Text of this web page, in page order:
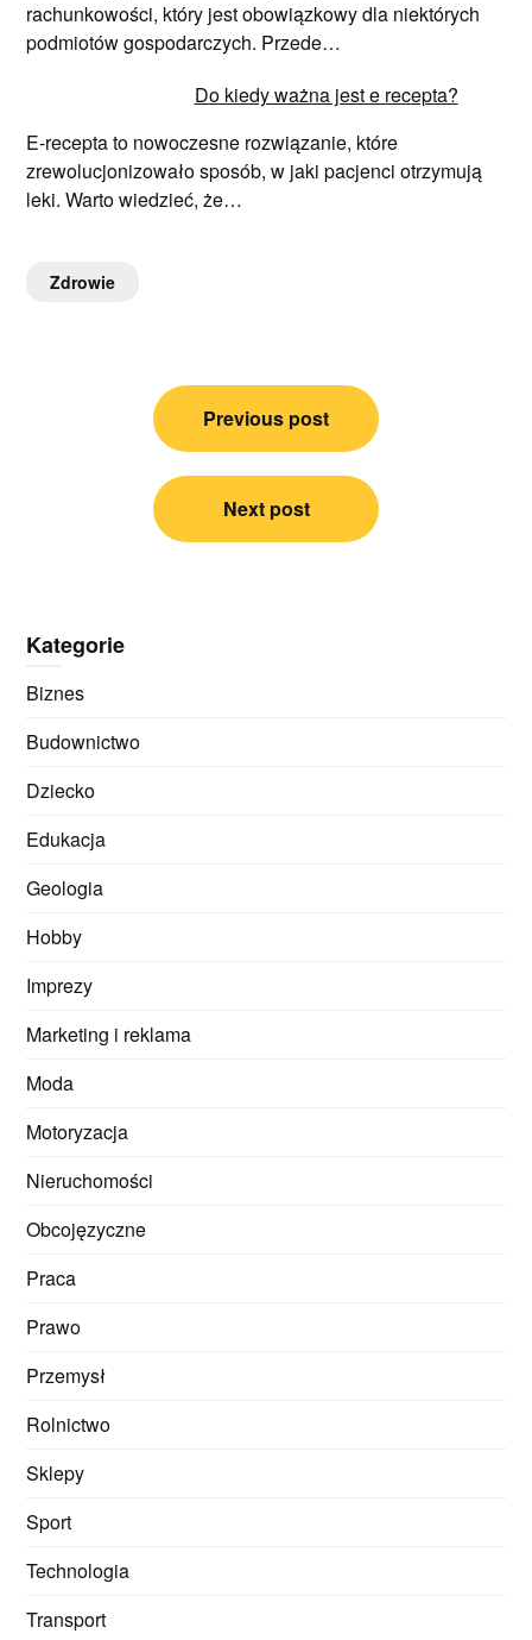
rachunkowości, który jest obowiązkowy dla niektórych
podmiotów gospodarczych. Przede…
Do kiedy ważna jest e recepta?
E-recepta to nowoczesne rozwiązanie, które
zrewolucjonizowało sposób, w jaki pacjenci otrzymują
leki. Warto wiedzieć, że…
Zdrowie
Nawigacja
Previous post
Next post
Kategorie
Biznes
Budownictwo
Dziecko
Edukacja
Geologia
Hobby
Imprezy
Marketing i reklama
Moda
Motoryzacja
Nieruchomości
Obcojęzyczne
Praca
Prawo
Przemysł
Rolnictwo
Sklepy
Sport
Technologia
Transport